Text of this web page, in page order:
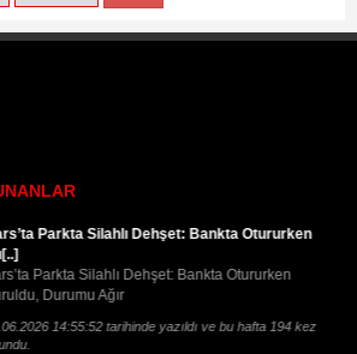
Parkta Silahlı Dehşet: Bankta Otururken
Parkta Silahlı Dehşet: Bankta Otururken
Durumu Ağır
14:55:52 tarihinde yazıldı ve bu hafta 194 kez